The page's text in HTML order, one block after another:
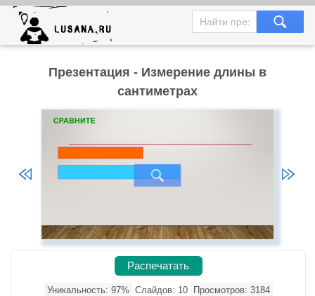
Презентация - Измерение длины в
сантиметрах
Распечатать
Уникальность: 97% Слайдов: 10
Просмотров: 3184